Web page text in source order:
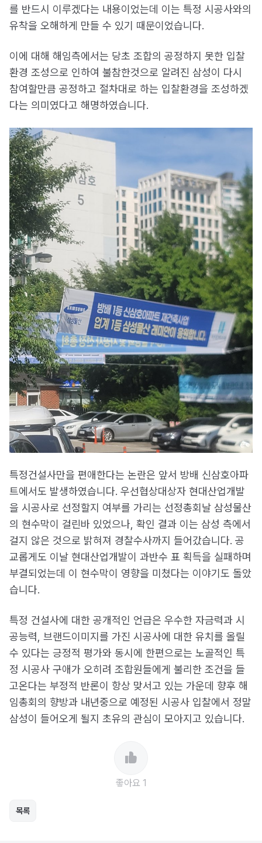
를 반드시 이루겠다는 내용이었는데 이는 특정 시공사와의
유착을 오해하게 만들 수 있기 때문이었습니다.
이에 대해 해임측에서는 당초 조합의 공정하지 못한 입찰
환경 조성으로 인하여 불참한것으로 알려진 삼성이 다시
참여할만큼 공정하고 절차대로 하는 입찰환경을 조성하겠
다는 의미였다고 해명하였습니다.
특정건설사만을 편애한다는 논란은 앞서 방배 신삼호아파
트에서도 발생하였습니다. 우선협상대상자 현대산업개발
을 시공사로 선정할지 여부를 가리는 선정총회날 삼성물산
의 현수막이 걸린바 있었으나, 확인 결과 이는 삼성 측에서
걸지 않은 것으로 밝혀져 경찰수사까지 들어갔습니다. 공
교롭게도 이날 현대산업개발이 과반수 표 획득을 실패하며
부결되었는데 이 현수막이 영향을 미쳤다는 이야기도 돌았
습니다.
특정 건설사에 대한 공개적인 언급은 우수한 자금력과 시
공능력, 브랜드이미지를 가진 시공사에 대한 유치를 올릴
수 있다는 긍정적 평가와 동시에 한편으로는 노골적인 특
정 시공사 구애가 오히려 조합원들에게 불리한 조건을 들
고온다는 부정적 반론이 항상 맞서고 있는 가운데 향후 해
임총회의 향방과 내년중으로 예정된 시공사 입찰에서 정말
삼성이 들어오게 될지 초유의 관심이 모아지고 있습니다.
좋아요 1
목록